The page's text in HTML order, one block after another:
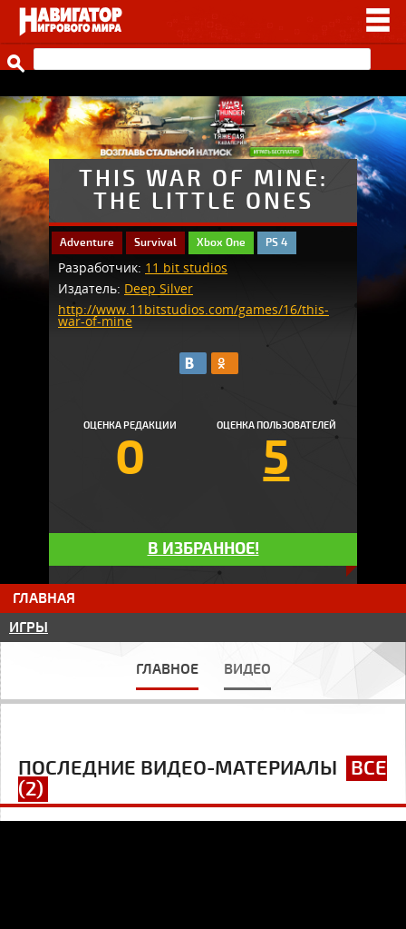
ВИДЕО
СТАТЬИ
ИГРЫ
ПРОЧЕЕ
ИГРЫ ОТ НАШИХ
THIS WAR OF MINE:
THE LITTLE ONES
Adventure Survival Xbox One PS 4
Разработчик: 11 bit studios
Издатель: Deep Silver
http://www.11bitstudios.com/games/16/this-
war-of-mine
ОЦЕНКА РЕДАКЦИИ
0
ОЦЕНКА ПОЛЬЗОВАТЕЛЕЙ
5
В ИЗБРАННОЕ!
ГЛАВНАЯ
ИГРЫ
ГЛАВНОЕ ВИДЕО
ПОСЛЕДНИЕ ВИДЕО-МАТЕРИАЛЫ
ВСЕ
(2)